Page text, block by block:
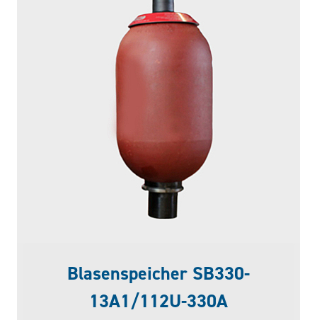
Blasenspeicher SB330-
13A1/112U-330A